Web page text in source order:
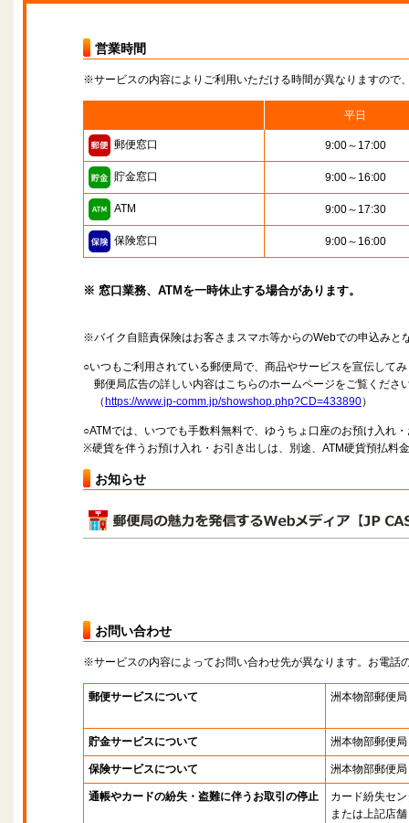
営業時間
※サービスの内容によりご利用いただける時間が異なりますので
平日
郵便窓口 9:00～17:00
貯金窓口 9:00～16:00
ATM 9:00～17:30
保険窓口 9:00～16:00
※ 窓口業務、ATMを一時休止する場合があります。
※バイク自賠責保険はお客さまスマホ等からのWebでの申込みと
○いつもご利用されている郵便局で、商品やサービスを宣伝して
郵便局広告の詳しい内容はこちらのホームページをご覧くださ
（ https://www.jp-comm.jp/showshop.php?CD=433890）
○ATMでは、いつでも手数料無料で、ゆうちょ口座のお預け入れ
※硬貨を伴うお預け入れ・お引き出しは、別途、ATM硬貨預払料
お知らせ
お問い合わせ
※サービスの内容によってお問い合わせ先が異なります。お電話
郵便サービスについて 洲本物部郵便局
貯金サービスについて 洲本物部郵便局
保険サービスについて 洲本物部郵便局
通帳やカードの紛失・盗難に伴うお取引の停止
カード紛失セ
または上記店舗